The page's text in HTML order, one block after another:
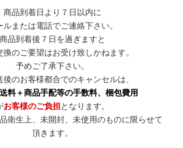
商品到着日より７日以内に
ルまたは電話でご連絡下さい。
商品到着後７日を過ぎますと
換のご要望はお受け致しかねます。
予めご了承下さい。
後のお客様都合でのキャンセルは、
送料＋商品手配等の手数料、梱包費用
お客様のご負担となります。
衛生上、未開封、未使用のものに限らせて
頂きます。